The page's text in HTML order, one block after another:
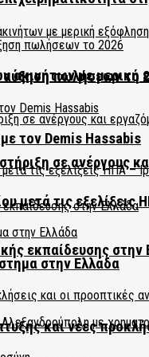
ακινήτων με μερική
σε ανέργους
εκπαίδευσης στην
αύξηση πωλήσεων το
τον Demis Hassabis
μετά τις εξελίξεις
στην Ελλάδα
και νέες